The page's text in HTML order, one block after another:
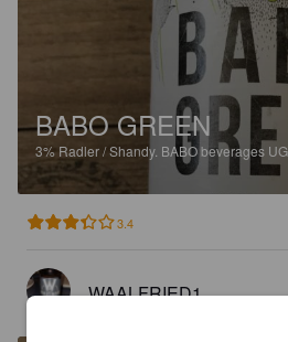
BABO GREEN
3% Radler / Shandy. BABO beverages UG.
3.4
WAALFRIED1